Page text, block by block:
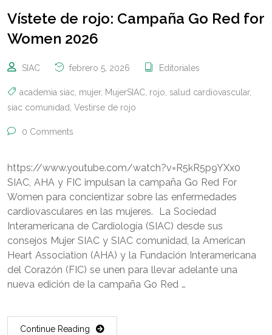
Vístete de rojo: Campaña Go Red for
Women 2026
SIAC febrero 5, 2026 Editoriales
academia siac mujer, MujerSIAC rojo salud cardiovascular,
siac comunidad Vestirse de rojo
0 Comments
https://www.youtube.com/watch?v=R5kR5p9YXx0
SIAC, AHA y FIC impulsan la campaña Go Red For
Women para concientizar sobre las enfermedades
cardiovasculares en las mujeres. La Sociedad
Interamericana de Cardiología (SIAC) desde sus
consejos Mujer SIAC y SIAC comunidad, la American
Heart Association (AHA) y la Fundación Interamericana
del Corazón (FIC) se unen para llevar adelante una
nueva edición de la campaña Go Red …
Continue Reading